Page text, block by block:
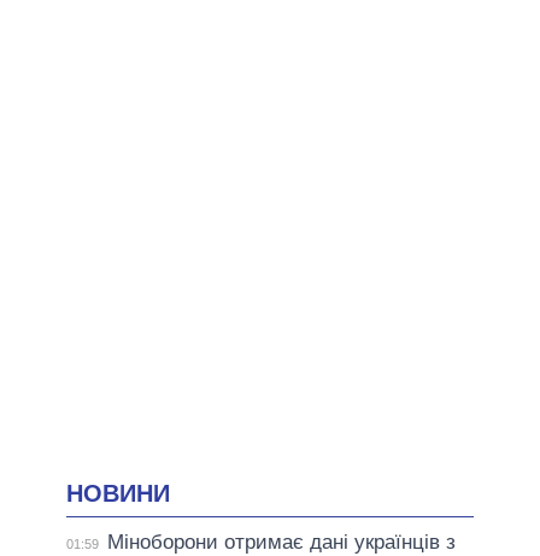
НОВИНИ
01:59
Міноборони отримає дані українців з